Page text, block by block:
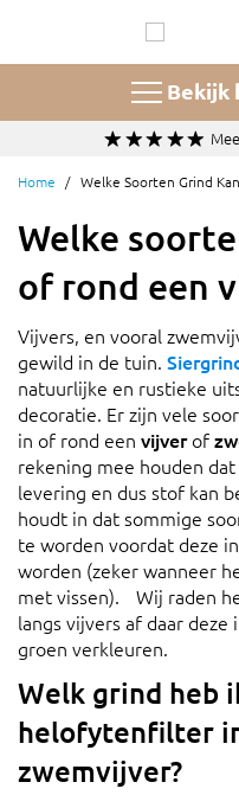
de
Bekijk
Home Welke Soorten Grind
Welke
of rond een
Vijvers, en vooral
gewild in de tuin.
natuurlijke en rustieke
decoratie. Er zijn vele
in of rond een vijverof
rekening mee houden
levering en dus stof kan
houdt in dat sommige
te worden voordat deze
worden (zeker wanneer
met vissen). Wij raden
langs vijvers af daar
groen verkleuren.
Welk grind heb
helofytenfilter
zwemvijver?